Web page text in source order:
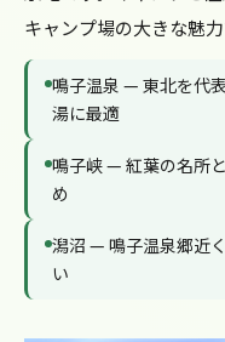
キャンプ場の大きな魅力
鳴子温泉 — 東北を代
湯に最適
鳴子峡 — 紅葉の名所
め
潟沼 — 鳴子温泉郷近
い